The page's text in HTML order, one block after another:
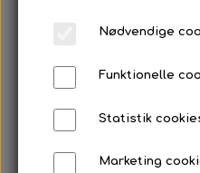
Produkt
Nødvendige
Funktionelle
Statistik
Marketing